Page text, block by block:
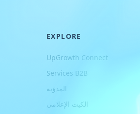
EXPLORE
UpGrowth Connect
Services B2B
المدوّنة
الكيت الإعلامي